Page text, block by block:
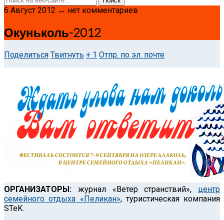
6 Август 2012 ↔ нет комментариев
Окуньколь-2012
Поделиться Твитнуть + 1 Отпр. по эл. почте
ОРГАНИЗАТОРЫ: журнал «Ветер странствий», центр
семейного отдыха «Пеликан», туристическая компания
STeK.